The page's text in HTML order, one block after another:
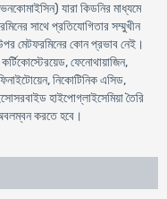
যারা কিডনির মাধ্যমে
সাথে প্রতিযোগিতার সম্মুখীন
উপর মেটফরমিনের কোন প্রভাব নেই।
ফেনোথায়াজিন,
নিকোটিনিক এসিড,
হাইপোগ্লাইসেমিয়া তৈরি
করতে হবে।